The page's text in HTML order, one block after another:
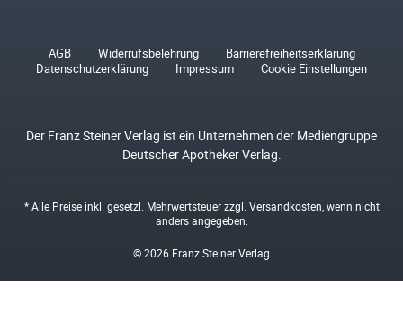
AGB Widerrufsbelehrung
Barrierefreiheitserklärung
Datenschutzerklärung
Impressum Cookie Einstellungen
Der Franz Steiner Verlag ist ein Unternehmen der Mediengruppe
Deutscher Apotheker Verlag.
* Alle Preise inkl. gesetzl. Mehrwertsteuer zzgl. Versandkosten , wenn nicht
anders angegeben.
© 2026 Franz Steiner Verlag